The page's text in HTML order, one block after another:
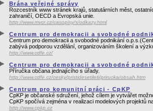
Brána veřejné správy
Rozcestník www stránek krajů, statutárních měst,
zahraničí, OECD a Evropská unie.
http://www.mvcr.cz/casopisy/s/odkazy.html
Centrum pro demokracii a svobodné
Centrum pro demokracii a svobodné podnikání
zabývá podporou vzdělání, organizováním školení a
http://www.cdfe.cz/
Centrum pro demokracii a svobodné
Příručka občana jednajícího s úřady.
http://www.cdfe.cz/cesky/pristidesetileti/prirucka/obsah.htm
Centrum pro komunitní práci - CpKP
CpKP je občanské sdružení, jehož cílem je vytvářet
CpKP spočívá zejména v realizaci modelových projektů
http://www.cpkp.cz